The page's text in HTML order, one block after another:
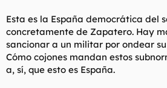
a
Esta es la España democrática del
concretamente de Zapatero. Hay
sancionar a un militar por ondear
Cómo cojones mandan estos
a, sí, que esto es España.